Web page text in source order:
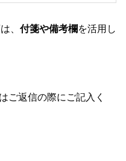
、 付箋や備考欄を活用し
ご返信の際にご記入く